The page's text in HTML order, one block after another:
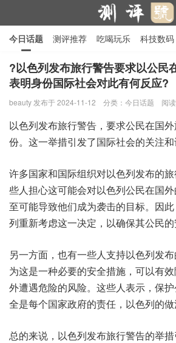
测评号
今日话题 测评推荐 吃喝玩乐 科技数码
行业产品 在线投稿 隐私政策
?以色列发布旅行警告要求以公民
表明身份国际社会对此有何反应?
beauty 发布于 2024-11-12 分类： 今日话题 阅
以色列发布旅行警告，要求公民在国
份。这一举措引发了国际社会的关注和
许多国家和国际组织对以色列发布的
些人担心这可能会对以色列公民在国
至可能导致他们成为袭击的目标。因
列重新考虑这一决定，以确保其公民的
另一方面，也有一些人支持以色列发
为这是一种必要的安全措施，可以有
外遭遇危险的风险。这些人表示，保
全是每个国家政府的责任，以色列的做
总的来说，以色列发布旅行警告的举